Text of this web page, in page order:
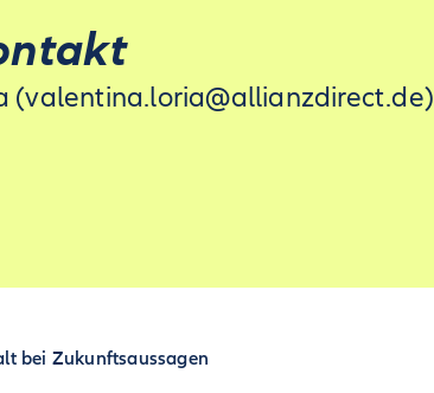
(valentina.loria@allianzdirect.de)
bei Zukunftsaussagen